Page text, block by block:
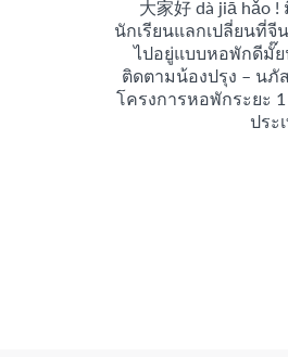
大家好 dà jiā hǎo
นักเรียนแลกเปลี่ยนที่จี
ไปอยู่แบบหอพักดีมั๊ย
ติดตามน้องปรุง – นภั
โครงการหอพักระยะ
ประ